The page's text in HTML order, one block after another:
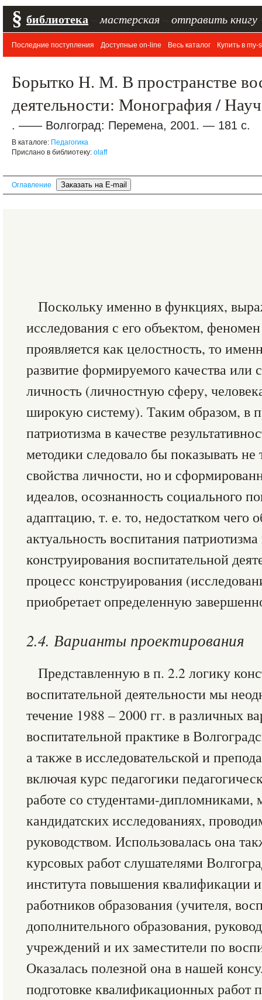
§ библиотека мастерская отправить книгу
Последние поступления Доступные on-line Весь каталог Купить в my-
Борытко Н. М. В пространстве
деятельности: Монография /
. —— Волгоград: Перемена, 2001. — 181 с.
В каталоге: Педагогика
Прислано в библиотеку: olaff
Оглавление
Поскольку именно в функциях,
исследования с его объектом,
проявляется как целостность, то
развитие формируемого качества или
личность (личностную сферу,
широкую систему). Таким образом, в
патриотизма в качестве
методики следовало бы показывать не
свойства личности, но и
идеалов, осознанность социального
адаптацию, т. е. то, недостатком чего
актуальность воспитания патриотизма
конструирования воспитательной
процесс конструирования
приобретает определенную
2.4. Варианты проектирования
Представленную в п. 2.2 логику
воспитательной деятельности мы
течение 1988 – 2000 гг. в различных
воспитательной практике в
а также в исследовательской и
включая курс педагогики
работе со студентами-дипломниками,
кандидатских исследованиях,
руководством. Использовалась она
курсовых работ слушателями
института повышения квалификации
работников образования (учителя,
дополнительного образования,
учреждений и их заместители по
Оказалась полезной она в нашей
подготовке квалификационных работ